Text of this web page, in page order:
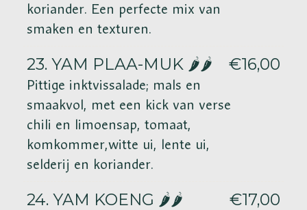
koriander. Een perfecte mix van
smaken en texturen.
23. YAM PLAA-MUK 🌶️🌶️ €16,00
Pittige inktvissalade; mals en
smaakvol, met een kick van verse
chili en limoensap, tomaat,
komkommer,witte ui, lente ui,
selderij en koriander.
24. YAM KOENG 🌶️🌶️ €17,00